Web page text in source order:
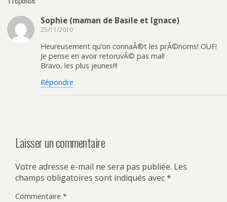
Sophie (maman de Basile et Ignace)
25/11/2010
Heureusement qu’on connaÃ®t les prÃ©noms! OUF!
Je pense en avoir retoruvÃ© pas mal!
Bravo, les plus jeunes!!!
Répondre
Laisser un commentaire
Votre adresse e-mail ne sera pas publiée. Les
champs obligatoires sont indiqués avec*
Commentaire *